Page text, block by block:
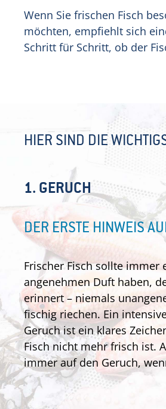
Wenn Sie frischen Fisch
möchten, empfiehlt sich
Schritt für Schritt, ob der
HIER SIND DIE
1. GERUCH
DER ERSTE HINWEIS
Frischer Fisch sollte immer
angenehmen Duft haben,
erinnert – niemals
fischig riechen. Ein
Geruch ist ein klares
Fisch nicht mehr frisch ist.
immer auf den Geruch,